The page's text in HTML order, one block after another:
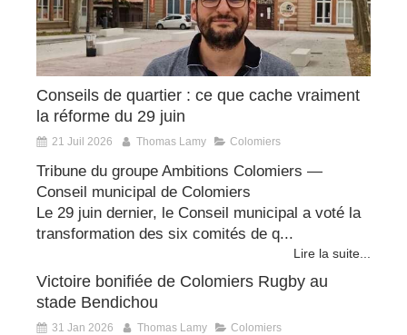
Conseils de quartier : ce que cache vraiment
la réforme du 29 juin
21 Juil 2026 Thomas Lamy Colomiers
Tribune du groupe Ambitions Colomiers —
Conseil municipal de Colomiers
Le 29 juin dernier, le Conseil municipal a voté la
transformation des six comités de q...
Lire la suite...
Victoire bonifiée de Colomiers Rugby au
stade Bendichou
31 Jan 2026 Thomas Lamy Colomiers